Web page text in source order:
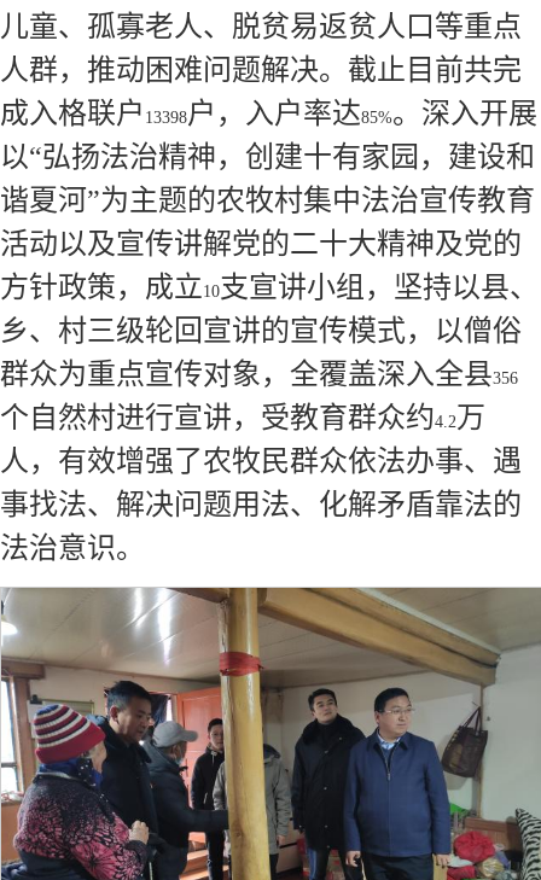
儿童、孤寡老人、脱贫易返贫人口等重点
人群，推动困难问题解决。截止目前共完
成入格联户 13398户，入户率达85%。深入开展
以“弘扬法治精神，创建十有家园，建设和
谐夏河”为主题的农牧村集中法治宣传教育
活动以及宣传讲解党的二十大精神及党的
方针政策，成立 10支宣讲小组，坚持以县、
乡、村三级轮回宣讲的宣传模式，以僧俗
群众为重点宣传对象，全覆盖深入全县356
个自然村进行宣讲，受教育群众约4.2万
人，有效增强了农牧民群众依法办事、遇
事找法、解决问题用法、化解矛盾靠法的
法治意识。